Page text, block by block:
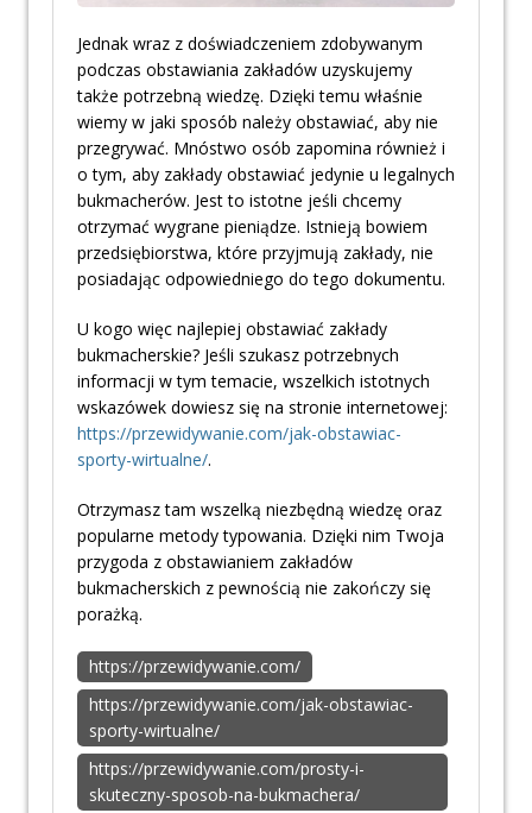
Jednak wraz z doświadczeniem zdobywanym
podczas obstawiania zakładów uzyskujemy
także potrzebną wiedzę. Dzięki temu właśnie
wiemy w jaki sposób należy obstawiać, aby nie
przegrywać. Mnóstwo osób zapomina również i
o tym, aby zakłady obstawiać jedynie u legalnych
bukmacherów. Jest to istotne jeśli chcemy
otrzymać wygrane pieniądze. Istnieją bowiem
przedsiębiorstwa, które przyjmują zakłady, nie
posiadając odpowiedniego do tego dokumentu.
U kogo więc najlepiej obstawiać zakłady
bukmacherskie? Jeśli szukasz potrzebnych
informacji w tym temacie, wszelkich istotnych
wskazówek dowiesz się na stronie internetowej:
https://przewidywanie.com/jak-obstawiac-
sporty-wirtualne/.
Otrzymasz tam wszelką niezbędną wiedzę oraz
popularne metody typowania. Dzięki nim Twoja
przygoda z obstawianiem zakładów
bukmacherskich z pewnością nie zakończy się
porażką.
https://przewidywanie.com/
https://przewidywanie.com/jak-obstawiac-
sporty-wirtualne/
https://przewidywanie.com/prosty-i-
skuteczny-sposob-na-bukmachera/